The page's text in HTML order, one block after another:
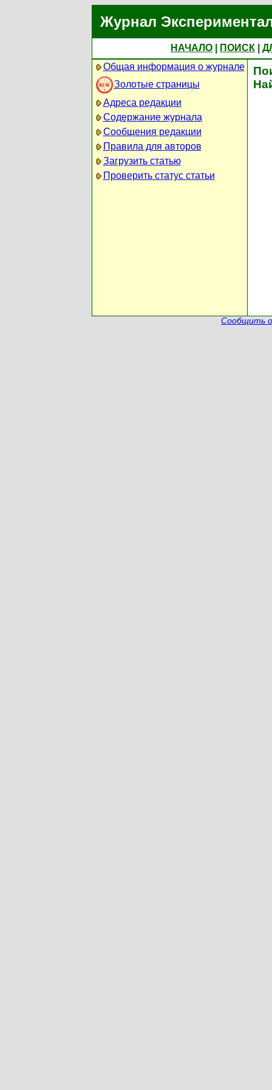
Журнал
НАЧАЛО ПОИСК
Общая информация о журнале
Золотые страницы
Адреса редакции
Содержание журнала
Сообщения редакции
Правила для авторов
Загрузить статью
Проверить статус статьи
Сообщить о